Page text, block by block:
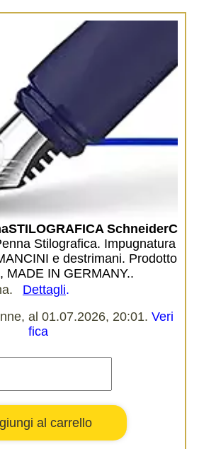
SchneiderC
Stilografica. Impugnatura
e destrimani. Prodotto
MADE IN GERMANY..
Dettagli.
al 01.07.2026, 20:01. Veri
fica